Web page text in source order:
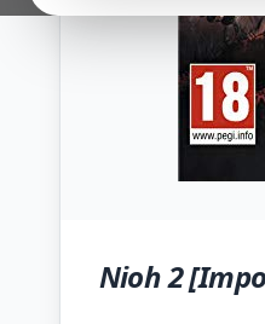
Nioh 2